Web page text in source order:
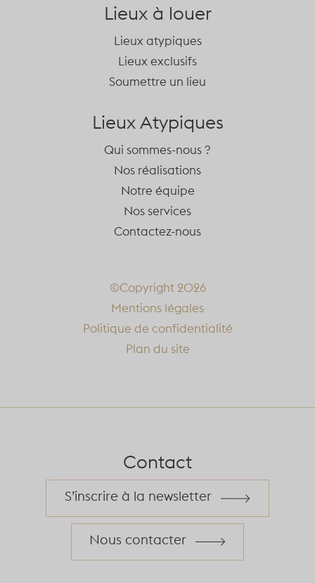
Lieux à louer
Lieux atypiques
Lieux exclusifs
Soumettre un lieu
Lieux Atypiques
Qui sommes-nous ?
Nos réalisations
Notre équipe
Nos services
Contactez-nous
©Copyright 2026
Mentions légales
Politique de confidentialité
Plan du site
Contact
S’inscrire à la newsletter
Nous contacter